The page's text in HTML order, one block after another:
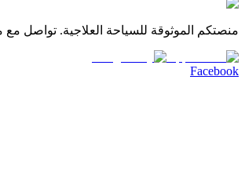
منصتكم الموثوقة للسياحة العلاجية. تواصل مع
Facebook